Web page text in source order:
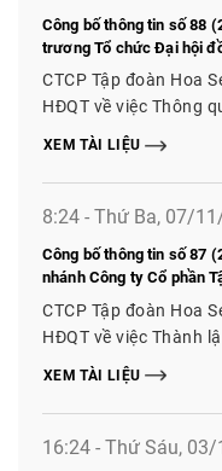
Công bố thông tin số 88
trương Tổ chức Đại hội
2017-2018
CTCP Tập đoàn Hoa
HĐQT về việc Thông
đồng cổ đông thường
XEM TÀI LIỆU
8:24 - Thứ Ba, 07/
Công bố thông tin số 87
nhánh Công ty Cổ phần
Định, Chi nhánh Số 2
Phù Cát – Bình Định
CTCP Tập đoàn Hoa
HĐQT về việc Thành
đoàn Hoa Sen tại An
Công ty Cổ phần Tập
Định
XEM TÀI LIỆU
16:24 - Thứ Sáu,